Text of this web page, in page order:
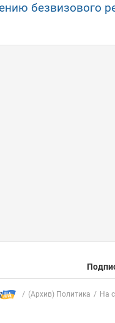
безвизового
(Архив) Политика На